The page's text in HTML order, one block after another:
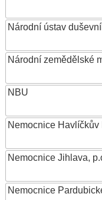
Národní ústav
Národní zemědělské
NBU
Nemocnice Havlíčkův
Nemocnice Jihlava,
Nemocnice